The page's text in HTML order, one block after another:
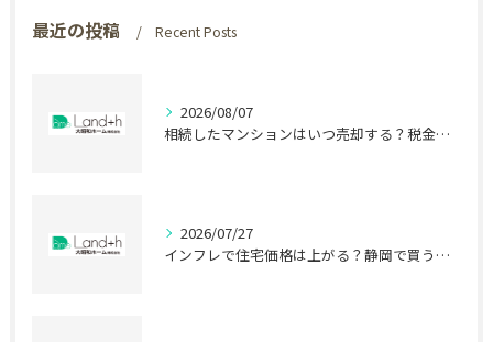
最近の投稿 Recent Posts
2026/08/07
相続したマンションはいつ売却する？税金で差が出る時期
2026/07/27
インフレで住宅価格は上がる？静岡で買う前に知る盲点